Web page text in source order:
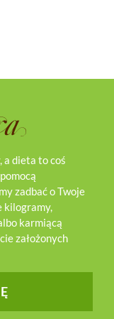
a dieta to coś
zadbać o Twoje
kilogramy,
karmiącą
założonych